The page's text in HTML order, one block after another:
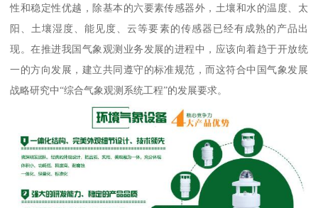
性和稳定性优越，除基本的六要素传感器外，土壤和水的温度、太
阳、土壤湿度、能见度、云等要素的传感器已经有成熟的产品出
现。在推进我国气象观测业务发展的进程中，应该向着趋于开放统
一的方向发展，建立共同遵守的标准规范，而这符合中国气象发展
战略研究中“综合气象观测系统工程”的发展要求。